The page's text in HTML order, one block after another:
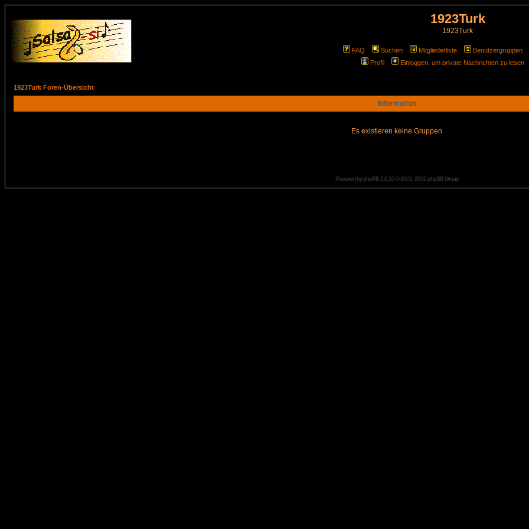
1923Turk
1923Turk
FAQ Suchen Mitgliederliste Benutzergruppen
Profil
Einloggen, um private Nachrichten zu lesen
1923Turk Foren-Übersicht
Information
Es existieren keine Gruppen
Powered byphpBB2.0.10 © 2001, 2002 phpBB Group